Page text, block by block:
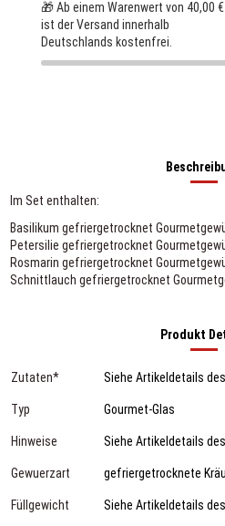
🎁 Ab einem Warenwert von 40,00 €
ist der Versand innerhalb
Deutschlands kostenfrei.
Im Set enthalten:
Basilikum gefriergetrocknet
Petersilie gefriergetrocknet
Rosmarin gefriergetrocknet
Schnittlauch gefriergetrocknet
Produkt
Zutaten* Siehe Artikeldetails
Typ Gourmet-Glas
Hinweise Siehe Artikeldetails
Gewuerzart gefriergetrocknete
Füllgewicht Siehe Artikeldetails